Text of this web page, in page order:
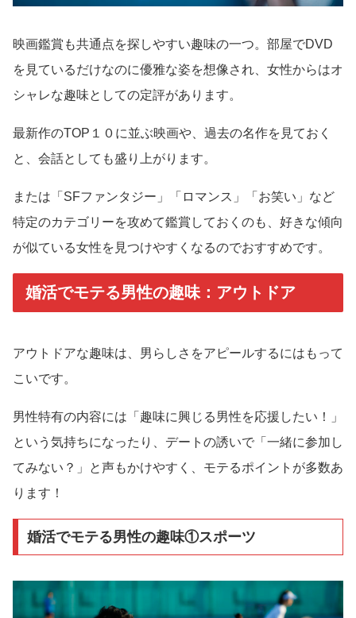
映画鑑賞も共通点を探しやすい趣味の一つ。部屋でDVD
を見ているだけなのに優雅な姿を想像され、女性からはオ
シャレな趣味としての定評があります。
最新作のTOP１０に並ぶ映画や、過去の名作を見ておく
と、会話としても盛り上がります。
または「SFファンタジー」「ロマンス」「お笑い」など
特定のカテゴリーを攻めて鑑賞しておくのも、好きな傾向
が似ている女性を見つけやすくなるのでおすすめです。
婚活でモテる男性の趣味：アウトドア
アウトドアな趣味は、男らしさをアピールするにはもって
こいです。
男性特有の内容には「趣味に興じる男性を応援したい！」
という気持ちになったり、デートの誘いで「一緒に参加し
てみない？」と声もかけやすく、モテるポイントが多数あ
ります！
婚活でモテる男性の趣味①スポーツ